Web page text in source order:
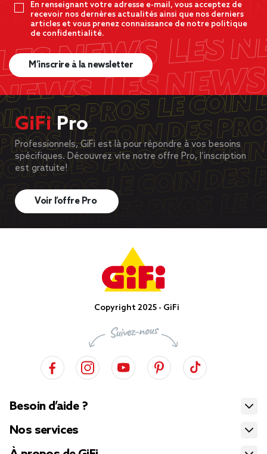
En renseignant votre adresse e-mail, vous acceptez de
recevoir nos dernères actualités ainsi que nos derniers
articles et vous prenez connaissance de notre politique
de confidentialité.
M’inscrire à la newsletter
GiFiPro
Professionnels, GiFi est là pour répondre à vos besoins
spécifiques. Découvrez vite notre offre Pro, l’inscription
est gratuite!
Voir l’offre Pro
Copyright 2025 - GiFi
Besoin d’aide ?
Nos services